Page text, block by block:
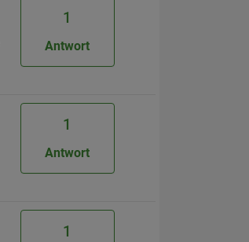
1
Antwort
1
Antwort
1